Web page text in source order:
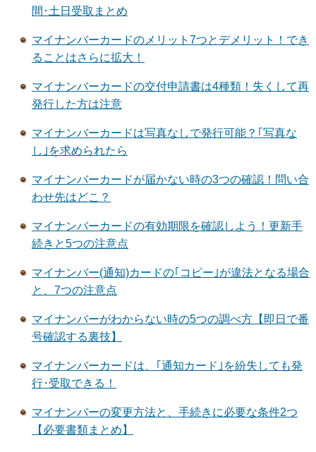
間･土日受取まとめ
マイナンバーカードのメリット7つとデメリット！でき
ることはさらに拡大！
マイナンバーカードの交付申請書は4種類！失くして再
発行した方は注意
マイナンバーカードは写真なしで発行可能？｢写真な
し｣を求められたら
マイナンバーカードが届かない時の3つの確認！問い合
わせ先はどこ？
マイナンバーカードの有効期限を確認しよう！更新手
続きと5つの注意点
マイナンバー(通知)カードの｢コピー｣が違法となる場合
と、7つの注意点
マイナンバーがわからない時の5つの調べ方【即日で番
号確認する裏技】
マイナンバーカードは、｢通知カード｣を紛失しても発
行･受取できる！
マイナンバーの変更方法と、手続きに必要な条件2つ
【必要書類まとめ】